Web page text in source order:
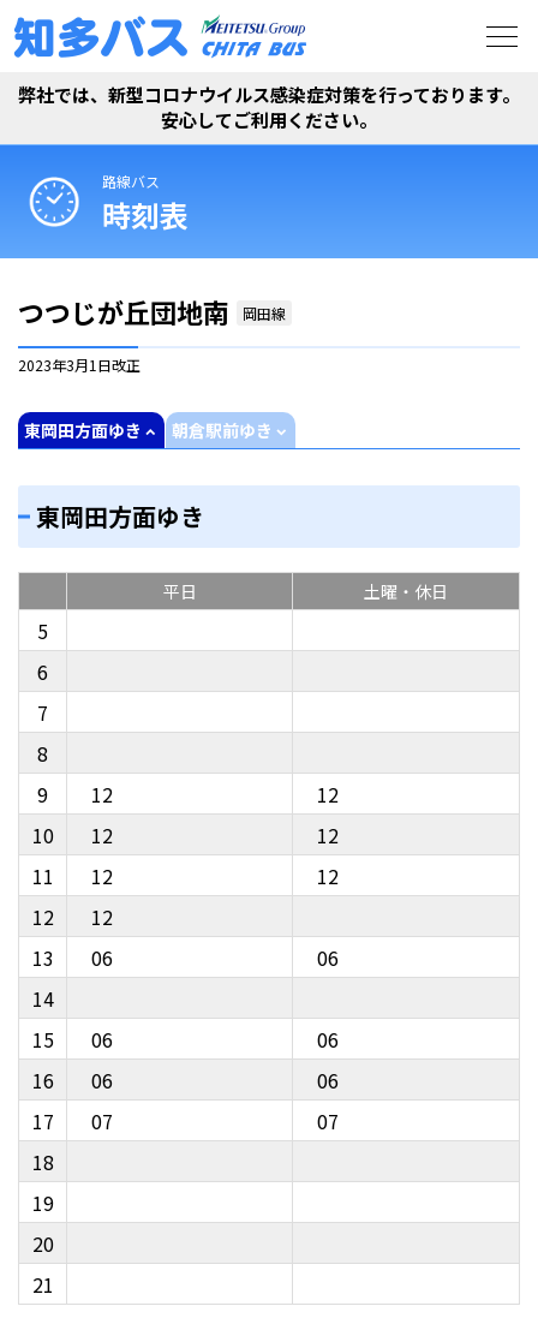
弊社では、新型コロナウイルス感染症対策を行っております。
安心してご利用ください。
路線バス
時刻表
つつじが丘団地南 岡田線
2023年3月1日改正
東岡田方面ゆき 朝倉駅前ゆき
東岡田方面ゆき
平日
5
6
7
8
9
10
11
12
13
14
15
16
17
18
19
20
21
12
12
12
12
06
06
06
07
土曜・休日
12
12
12
06
06
06
07